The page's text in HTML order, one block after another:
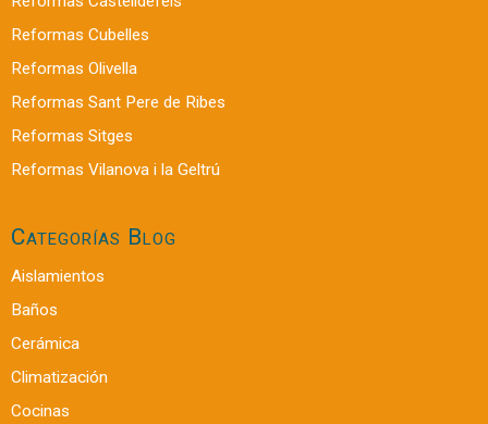
Reformas Cubelles
Reformas Olivella
Reformas Sant Pere de Ribes
Reformas Sitges
Reformas Vilanova i la Geltrú
Categorías Blog
Aislamientos
Baños
Cerámica
Climatización
Cocinas